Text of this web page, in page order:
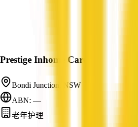
Prestige Inhome Care
Bondi Junction, NSW
ABN: —
老年护理